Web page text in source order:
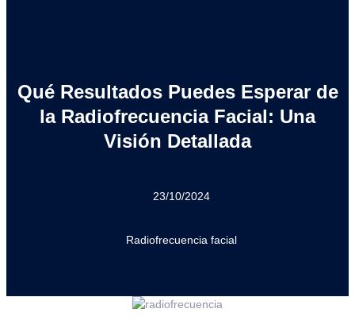
Qué Resultados Puedes Esperar de
la Radiofrecuencia Facial: Una
Visión Detallada
23/10/2024
Radiofrecuencia facial